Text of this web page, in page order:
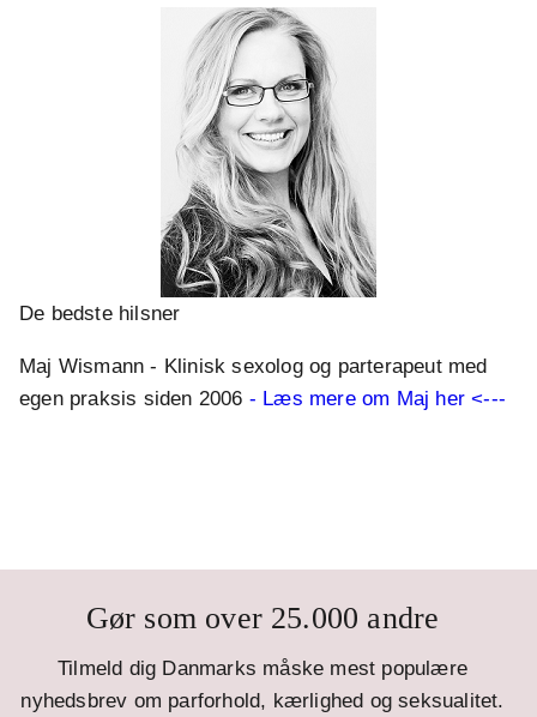
De bedste hilsner
Maj Wismann - Klinisk sexolog og parterapeut med
egen praksis siden 2006 - Læs mere om Maj her <---
Gør som over 25.000 andre
Tilmeld dig Danmarks måske mest populære
nyhedsbrev om parforhold, kærlighed og seksualitet.